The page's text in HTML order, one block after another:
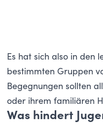
Es hat sich also in den
bestimmten Gruppen
Begegnungen sollten
oder ihrem familiären
Was hindert